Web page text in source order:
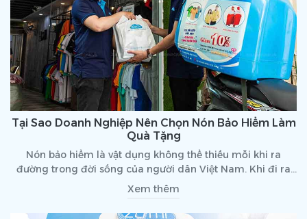
Tại Sao Doanh Nghiệp Nên Chọn Nón Bảo Hiểm Làm
Quà Tặng
Nón bảo hiểm là vật dụng không thể thiếu mỗi khi ra
đường trong đời sống của người dân Việt Nam. Khi đi ra
đường, chắc chắn rằng bạn sẽ thấy vô số các loại nón bảo
hiểm với kích thước, màu sắc mà mẫu mã khác nhau.
Chính vì vậy mà nón bảo hiểm quà tặng là sản phẩm được
Xem thêm